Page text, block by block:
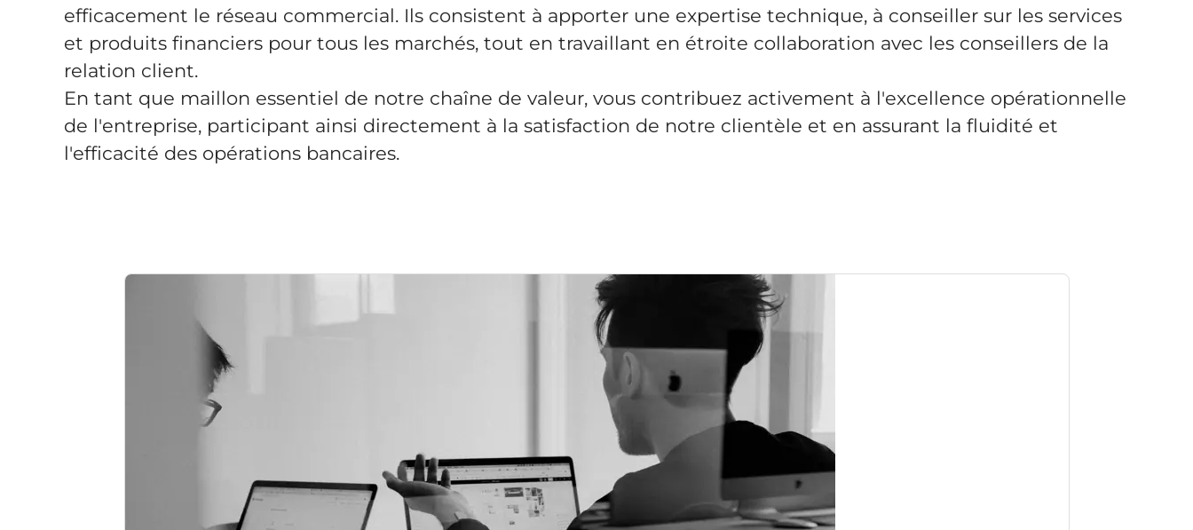
efficacement le réseau commercial. Ils consistent à apporter une expertise technique, à conseiller sur les services
et produits financiers pour tous les marchés, tout en travaillant en étroite collaboration avec les conseillers de la
relation client.
En tant que maillon essentiel de notre chaîne de valeur, vous contribuez activement à l'excellence opérationnelle
de l'entreprise, participant ainsi directement à la satisfaction de notre clientèle et en assurant la fluidité et
l'efficacité des opérations bancaires.